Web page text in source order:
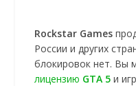
Rockstar Games
России и других
блокировок нет. Вы
лицензию GTA 5 и